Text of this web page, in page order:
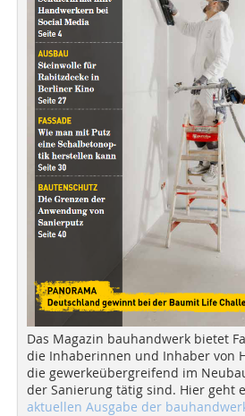
Das Magazin bauhandwerk bietet
die Inhaberinnen und Inhaber von
die gewerkeübergreifend im
der Sanierung tätig sind. Hier geht
aktuellen Ausgabe der